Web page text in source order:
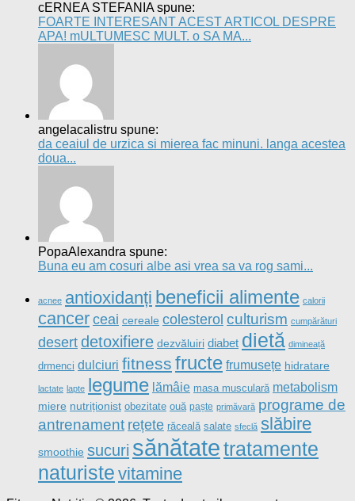
cERNEA STEFANIA spune:
FOARTE INTERESANT ACEST ARTICOL DESPRE
APA! mULTUMESC MULT. o SA MA...
angelacalistru spune:
da ceaiul de urzica si mierea fac minuni. langa acestea
doua...
PopaAlexandra spune:
Buna eu am cosuri albe asi vrea sa va rog sami...
acnee antioxidanți beneficii alimente calorii
cancer ceai cereale colesterol culturism cumpărături
desertdetoxifiere dezvăluiri diabet dietă dimineață
drmenci dulciuri fitness fructe frumusețe hidratare
lactate lapte legume lămâie masa musculară metabolism
miere nutriționist obezitate ouă paște primăvară programe de
antrenament rețete răceală salate sfeclă slăbire
smoothie sucuri sănătatetratamente
naturiste vitamine